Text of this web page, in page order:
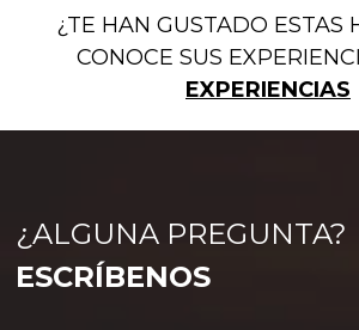
español a Hakone, pequeña
ciudad a los pies Monte
Fuji. Es recomendable para
aquellos que se alojan en
el
-17
¿TE HAN GUSTADO ESTAS
CONOCE SUS
EXPERIENCIAS
¿ALGUNA PREGUNTA?
ESCRÍBENOS